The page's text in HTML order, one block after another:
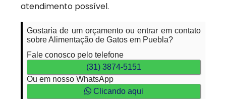
atendimento possível.
Gostaria de um orçamento ou entrar em contato
sobre Alimentação de Gatos em Puebla?
Fale conosco pelo telefone
(31) 3874-5151
Ou em nosso WhatsApp
Clicando aqui